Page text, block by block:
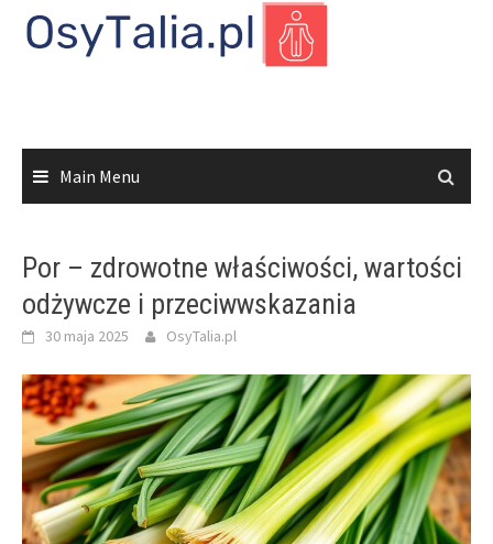
Main Menu
Por – zdrowotne właściwości, wartości
odżywcze i przeciwwskazania
30 maja 2025 OsyTalia.pl